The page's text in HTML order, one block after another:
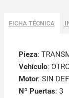
FICHA TÉCNICA
Pieza:
Vehículo:
Motor: SIN
Nº Puertas: 3